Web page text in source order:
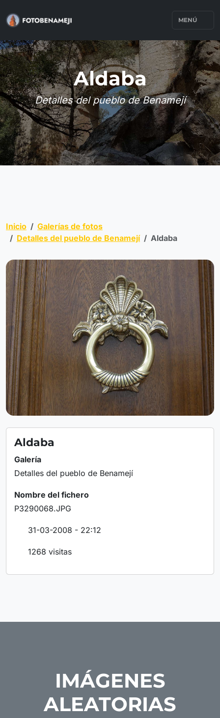
MENÚ
Aldaba
Detalles del pueblo de Benamejí
Inicio
Galerías de fotos
Detalles del pueblo de Benamejí
Aldaba
Aldaba
Galería
Detalles del pueblo de Benamejí
Nombre del fichero
P3290068.JPG
31-03-2008 - 22:12
1268 visitas
IMÁGENES
ALEATORIAS